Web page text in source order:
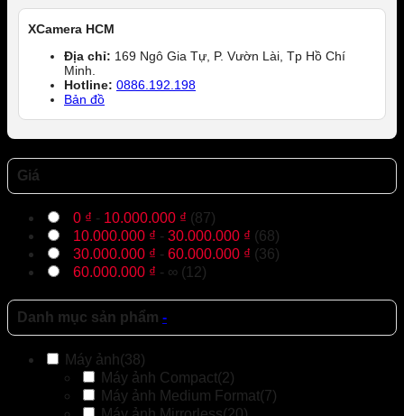
XCamera HCM
Địa chỉ: 169 Ngô Gia Tự, P. Vườn Lài, Tp Hồ Chí
Minh.
Hotline: 0886.192.198
Bản đồ
Giá
0 ₫ - 10.000.000 ₫ (87)
10.000.000 ₫ - 30.000.000 ₫ (68)
30.000.000 ₫ - 60.000.000 ₫ (36)
60.000.000 ₫ - ∞ (12)
Danh mục sản phẩm -
Máy ảnh(38)
Máy ảnh Compact(2)
Máy ảnh Medium Format(7)